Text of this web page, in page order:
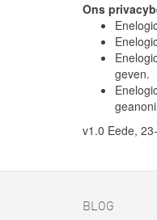
Ons
geven.
v1.0 Eede,
BLOG